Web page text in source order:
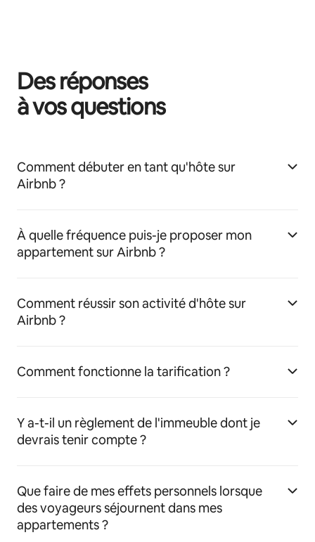
Des réponses
à vos questions
Comment débuter en tant qu'hôte sur
Airbnb ?
À quelle fréquence puis-je proposer mon
appartement sur Airbnb ?
Comment réussir son activité d'hôte sur
Airbnb ?
Comment fonctionne la tarification ?
Y a-t-il un règlement de l'immeuble dont je
devrais tenir compte ?
Que faire de mes effets personnels lorsque
des voyageurs séjournent dans mes
appartements ?